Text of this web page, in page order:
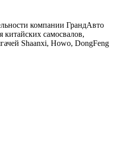
компании ГрандАвто
китайских самосвалов,
Shaanxi, Howo, DongFeng